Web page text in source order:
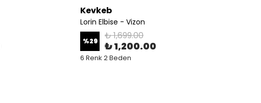
Kevkeb
Lorin Elbise - Vizon
%29 ₺ 1,699.00
₺ 1,200.00
6 Renk 2 Beden